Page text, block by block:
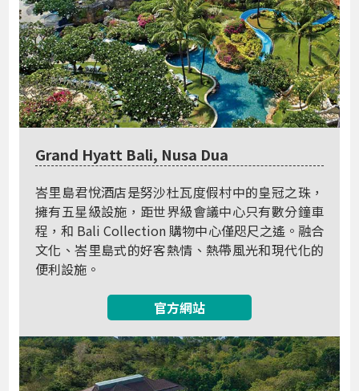
Grand Hyatt Bali, Nusa Dua
峇里島君悅酒店是努沙杜瓦度假村中的皇冠之珠，
擁有五星級設施，距世界級會議中心只有數分鐘車
程，和 Bali Collection 購物中心僅咫尺之遙。融合
文化、峇里島式的好客熱情、熱帶風光和現代化的
便利設施。
官方網站